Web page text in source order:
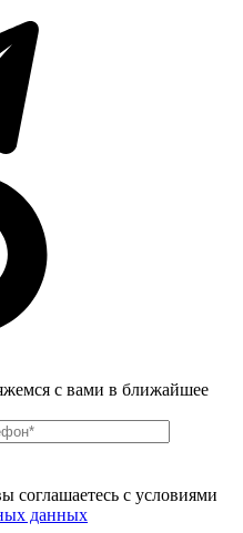
с вами в ближайшее
соглашаетесь с условиями
данных